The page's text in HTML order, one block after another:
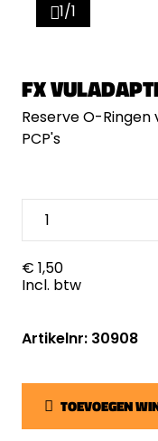
1/1
FX
Reserve O-
PCP's
€ 1,50
Incl. btw
Artikelnr: 30908
TOEVOEGEN